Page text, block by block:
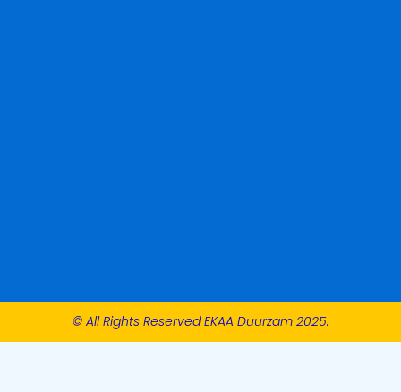
© All Rights Reserved EKAA Duurzam 2025.